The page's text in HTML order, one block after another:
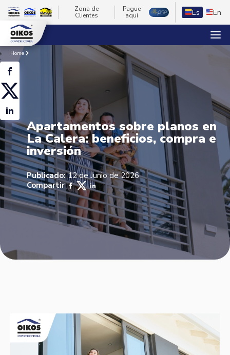
Zona de
Clientes
Pague
aquí
Es En
Home
Apartamentos sobre planos en
La Calera: beneficios, compra e
inversión
Publicado:12 de Junio de 2026
Compartir